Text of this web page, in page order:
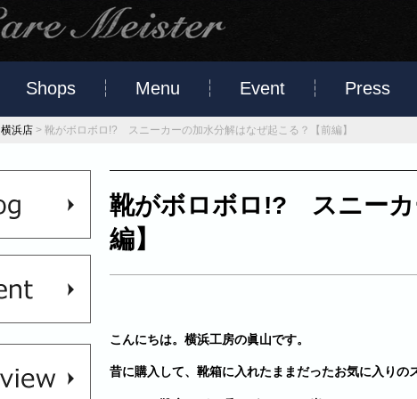
Shops Menu Event Press
横浜店 > 靴がボロボロ!? スニーカーの加水分解はなぜ起こる？【前編】
靴がボロボロ!? スニーカ
編】
こんにちは。横浜工房の眞山です。
昔に購入して、靴箱に入れたままだったお気に入りの